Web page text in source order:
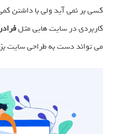
کسی بر نمی آید ولی با داشتن
کاربردی در سایت هایی مثل
می تواند دست به طراحی سایت